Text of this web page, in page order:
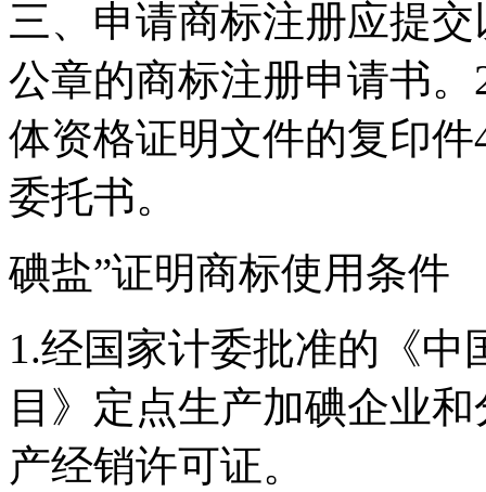
三、申请商标注册应提
公章的商标注册申请书
体资格证明文件的复印
委托书。
碘盐”证明商标使用条件
1.经国家计委批准的《
目》定点生产加碘企业
产经销许可证。